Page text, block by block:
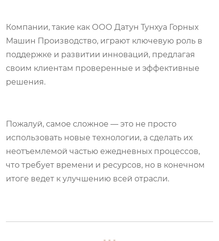
Компании, такие как ООО Датун Тунхуа Горных
Машин Производство, играют ключевую роль в
поддержке и развитии инноваций, предлагая
своим клиентам проверенные и эффективные
решения.
Пожалуй, самое сложное — это не просто
использовать новые технологии, а сделать их
неотъемлемой частью ежедневных процессов,
что требует времени и ресурсов, но в конечном
итоге ведет к улучшению всей отрасли.